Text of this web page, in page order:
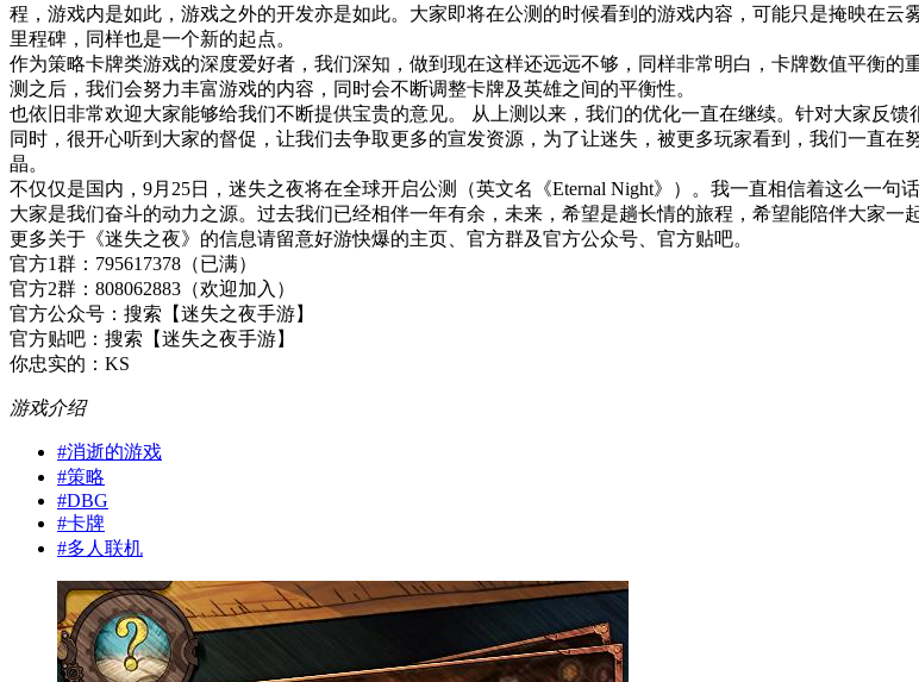
程，游戏内是如此，游戏之外的开发亦是如此。大家即将在公测的时候看到的游戏内容，可能只是掩映在
里程碑，同样也是一个新的起点。
作为策略卡牌类游戏的深度爱好者，我们深知，做到现在这样还远远不够，同样非常明白，卡牌数值平衡
测之后，我们会努力丰富游戏的内容，同时会不断调整卡牌及英雄之间的平衡性。
也依旧非常欢迎大家能够给我们不断提供宝贵的意见。 从上测以来，我们的优化一直在继续。针对大家反
同时，很开心听到大家的督促，让我们去争取更多的宣发资源，为了让迷失，被更多玩家看到，我们一直
晶。
不仅仅是国内，9月25日，迷失之夜将在全球开启公测（英文名《Eternal Night》）。我一直相信着这么一句
大家是我们奋斗的动力之源。过去我们已经相伴一年有余，未来，希望是趟长情的旅程，希望能陪伴大家一
更多关于《迷失之夜》的信息请留意好游快爆的主页、官方群及官方公众号、官方贴吧。
官方1群：795617378（已满）
官方2群：808062883（欢迎加入）
官方公众号：搜索【迷失之夜手游】
官方贴吧：搜索【迷失之夜手游】
你忠实的：KS
游戏介绍
#消逝的游戏
#策略
#DBG
#卡牌
#多人联机